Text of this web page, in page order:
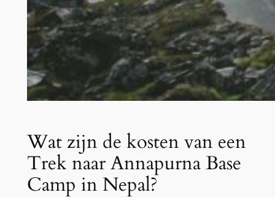
Wat zijn de kosten van een
Trek naar Annapurna Base
Camp in Nepal?